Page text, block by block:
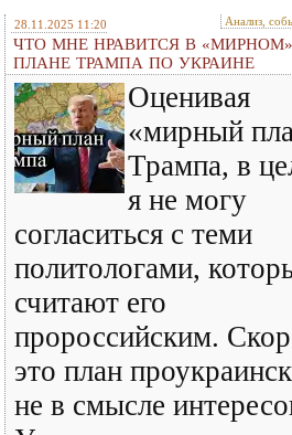
28.11.2025 11:20 Анализ,
ЧТО МНЕ НРАВИТСЯ В «МИРНОМ»
ПЛАНЕ ТРАМПА ПО УКРАИНЕ
Оценивая
«мирный
Трампа, в
я не могу
согласиться с теми
политологами,
считают его
пророссийским.
это план
не в смысле